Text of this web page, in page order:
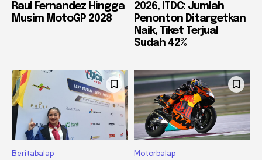
Raul Fernandez Hingga
Musim MotoGP 2028
2026, ITDC: Jumlah
Penonton Ditargetkan
Naik, Tiket Terjual
Sudah 42%
Beritabalap Motorbalap